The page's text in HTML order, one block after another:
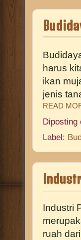
harus
ikan
jenis
READ
Diposting
Label:
Industri
ruah